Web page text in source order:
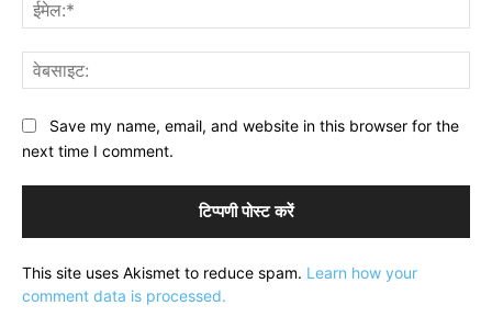
Save my name, email, and website in this browser for the
next time I comment.
This site uses Akismet to reduce spam. Learn how your
comment data is processed.